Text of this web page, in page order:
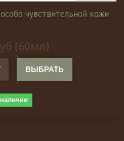
чувствительной кожи
(60мл)
ВЫБРАТЬ